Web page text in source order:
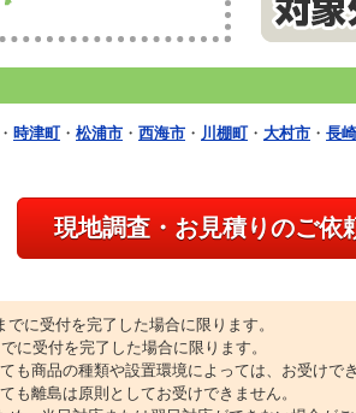
・ 時津町・ 松浦市 ・ 西海市 ・ 川棚町・ 大村市 ・ 長
現地調査・お見積りのご依
に受付を完了した場合に限ります。
に受付を完了した場合に限ります。
も商品の種類や設置環境によっては、お受けで
も離島は原則としてお受けできません。